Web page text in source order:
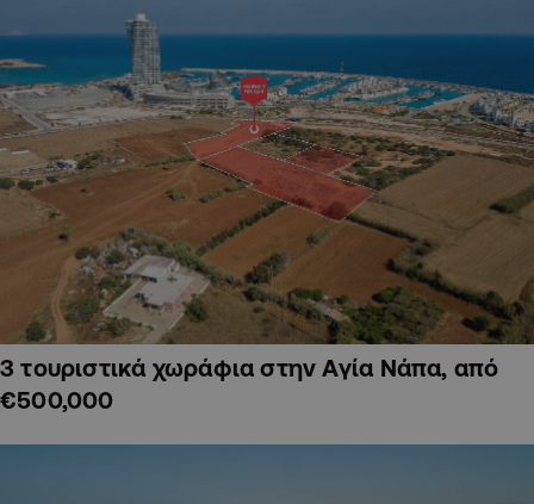
3 τουριστικά χωράφια στην Αγία Νάπα, από
€500,000